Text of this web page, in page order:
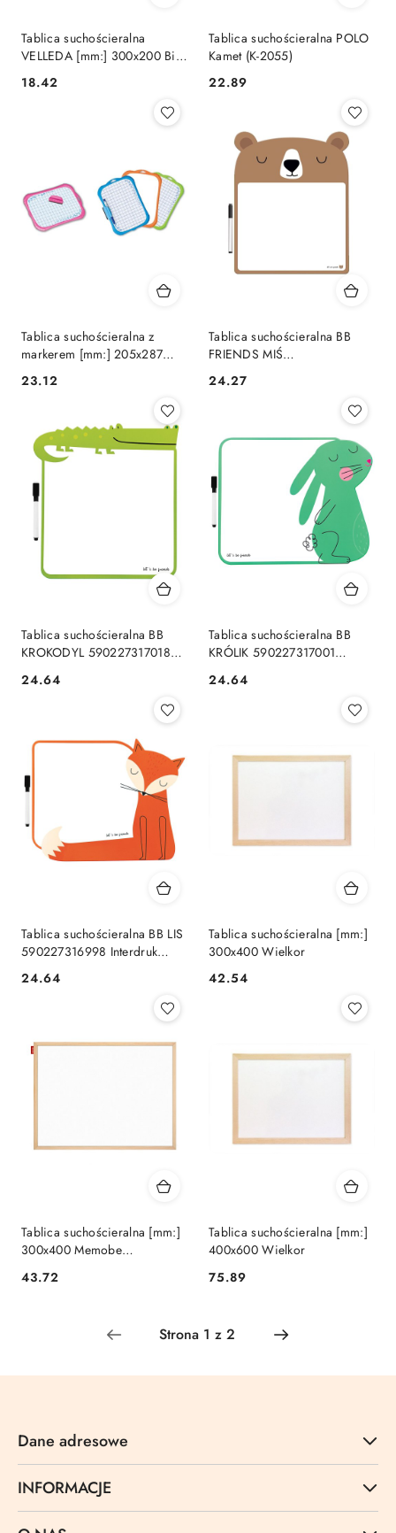
Tablica suchościeralna
VELLEDA [mm:] 300x200 Bic
Cena:
18.42
Tablica suchościeralna POLO
Kamet (K-2055)
Cena:
22.89
Tablica suchościeralna z
markerem [mm:] 205x287
Keyroad (KR971418)
Cena:
23.12
Tablica suchościeralna BB
FRIENDS MIŚ
5902277331687 [mm:]
280x370 Interdruk
Cena:
24.27
Tablica suchościeralna BB
KROKODYL 590227317018
Cena:
24.64
Tablica suchościeralna BB
KRÓLIK 590227317001
Cena:
24.64
Tablica suchościeralna BB LIS
590227316998 Interdruk
Cena:
24.64
Tablica suchościeralna [mm:]
300x400 Wielkor
Cena:
42.54
Tablica suchościeralna [mm:]
300x400 Memobe
Cena:
43.72
Tablica suchościeralna [mm:]
400x600 Wielkor
Cena:
75.89
Dane adresowe
INFORMACJE